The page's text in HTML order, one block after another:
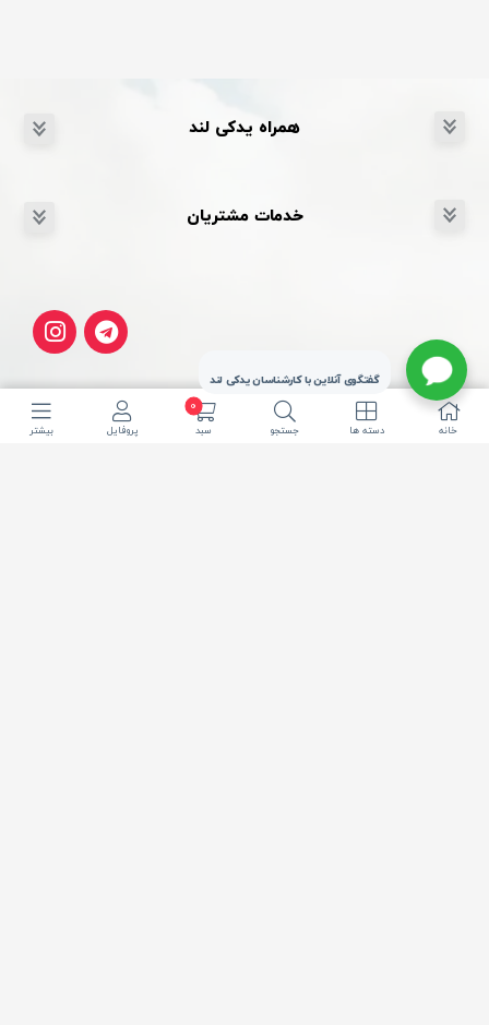
خانه دسته ها جستجو
0
سبد پروفایل بیشتر
همراه یدکی لند
خدمات مشتریان
گفتگوی آنلاین با کارشناسان یدکی لند